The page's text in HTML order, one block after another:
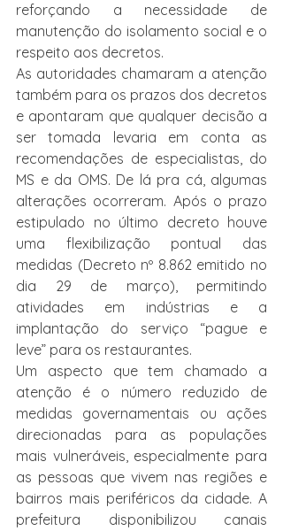
reforçando a necessidade de
manutenção do isolamento social e o
respeito aos decretos.
As autoridades chamaram a atenção
também para os prazos dos decretos
e apontaram que qualquer decisão a
ser tomada levaria em conta as
recomendações de especialistas, do
MS e da OMS. De lá pra cá, algumas
alterações ocorreram. Após o prazo
estipulado no último decreto houve
uma flexibilização pontual das
medidas (Decreto nº 8.862 emitido no
dia 29 de março), permitindo
atividades em indústrias e a
implantação do serviço “pague e
leve” para os restaurantes.
Um aspecto que tem chamado a
atenção é o número reduzido de
medidas governamentais ou ações
direcionadas para as populações
mais vulneráveis, especialmente para
as pessoas que vivem nas regiões e
bairros mais periféricos da cidade. A
prefeitura disponibilizou canais